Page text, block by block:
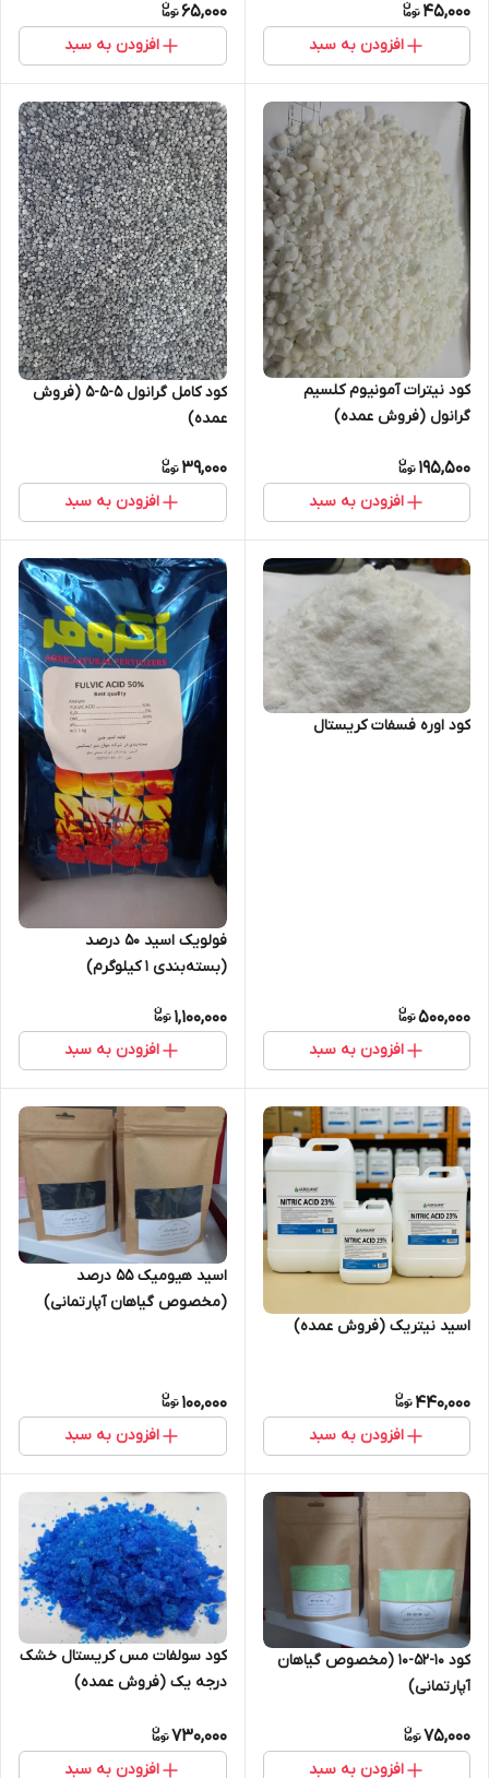
45,000
افزودن به سبد
65,000
افزودن به سبد
کود نیترات آمونیوم کلسیم
گرانول (فروش عمده)
195,500
افزودن به سبد
کود کامل گرانول 5-5-5 (فروش
عمده)
39,000
افزودن به سبد
کود اوره فسفات کریستال
500,000
افزودن به سبد
فولویک اسید 50 درصد
(بسته‌بندی 1 کیلوگرم)
1,100,000
افزودن به سبد
اسید نیتریک (فروش عمده)
440,000
افزودن به سبد
اسید هیومیک 55 درصد
(مخصوص گیاهان آپارتمانی)
100,000
افزودن به سبد
کود 10-52-10 (مخصوص گیاهان
آپارتمانی)
75,000
افزودن به سبد
کود سولفات مس کریستال خشک
درجه یک (فروش عمده)
730,000
افزودن به سبد